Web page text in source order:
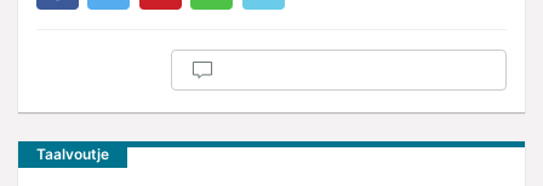
Taalvoutje